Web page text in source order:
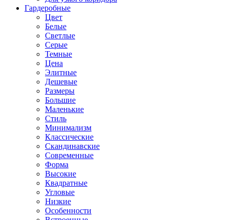
Гардеробные
Цвет
Белые
Светлые
Серые
Темные
Цена
Элитные
Дешевые
Размеры
Большие
Маленькие
Стиль
Минимализм
Классические
Скандинавские
Современные
Форма
Высокие
Квадратные
Угловые
Низкие
Особенности